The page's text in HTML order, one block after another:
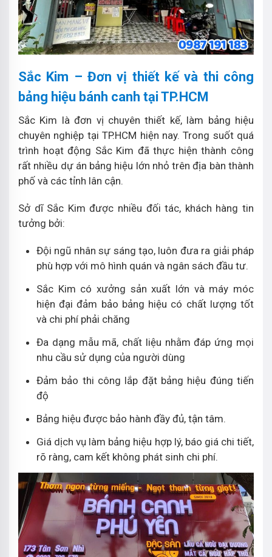
Sắc Kim – Đơn vị thiết kế và thi công
bảng hiệu bánh canh tại TP.HCM
Sắc Kim là đơn vị chuyên thiết kế, làm bảng hiệu
chuyên nghiệp tại TP.HCM hiện nay. Trong suốt quá
trình hoạt động Sắc Kim đã thực hiện thành công
rất nhiều dự án bảng hiệu lớn nhỏ trên địa bàn thành
phố và các tỉnh lân cận.
Sở dĩ Sắc Kim được nhiều đối tác, khách hàng tin
tưởng bởi:
Đội ngũ nhân sự sáng tạo, luôn đưa ra giải pháp
phù hợp với mô hình quán và ngân sách đầu tư.
Sắc Kim có xưởng sản xuất lớn và máy móc
hiện đại đảm bảo bảng hiệu có chất lượng tốt
và chi phí phải chăng
Đa dạng mẫu mã, chất liệu nhằm đáp ứng mọi
nhu cầu sử dụng của người dùng
Đảm bảo thi công lắp đặt bảng hiệu đúng tiến
độ
Bảng hiệu được bảo hành đầy đủ, tận tâm.
Giá dịch vụ làm bảng hiệu hợp lý, báo giá chi tiết,
rõ ràng, cam kết không phát sinh chi phí.